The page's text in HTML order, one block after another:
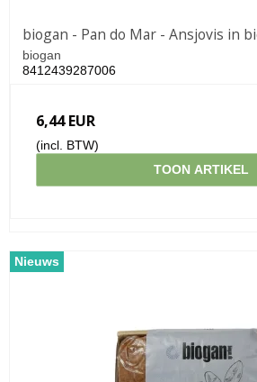
biogan - Pan do Mar - Ansjovis in
biogan
8412439287006
6,44 EUR
(incl. BTW)
TOON ARTIKEL
Nieuws